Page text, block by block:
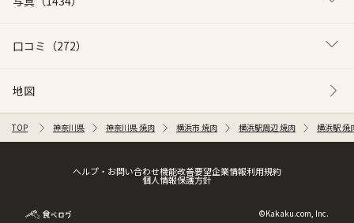
口コミ （272）
地図
TOP 神奈川県 神奈川県 焼肉 横浜市 焼肉 横浜駅周辺 焼肉 横浜駅 焼
ヘルプ・お問い合わせ機能改善要望企業情報利用規約
個人情報保護方針
©Kakaku.com, Inc.